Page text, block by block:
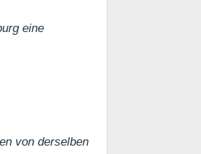
eine
von derselben